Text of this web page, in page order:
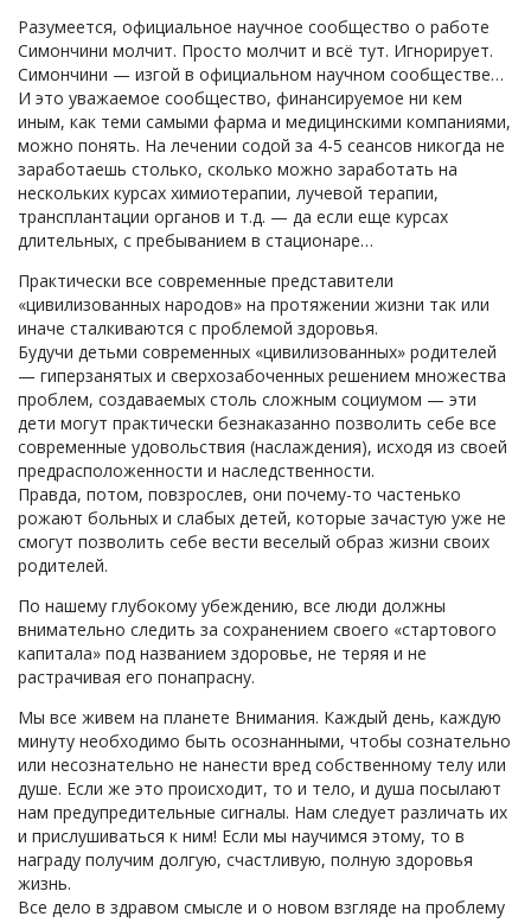
Разумеется, официальное научное сообщество о работе
Симончини молчит. Просто молчит и всё тут. Игнорирует.
Симончини — изгой в официальном научном сообществе…
И это уважаемое сообщество, финансируемое ни кем
иным, как теми самыми фарма и медицинскими компаниями,
можно понять. На лечении содой за 4-5 сеансов никогда не
заработаешь столько, сколько можно заработать на
нескольких курсах химиотерапии, лучевой терапии,
трансплантации органов и т.д. — да если еще курсах
длительных, с пребыванием в стационаре…
Практически все современные представители
«цивилизованных народов» на протяжении жизни так или
иначе сталкиваются с проблемой здоровья.
Будучи детьми современных «цивилизованных» родителей
— гиперзанятых и сверхозабоченных решением множества
проблем, создаваемых столь сложным социумом — эти
дети могут практически безнаказанно позволить себе все
современные удовольствия (наслаждения), исходя из своей
предрасположенности и наследственности.
Правда, потом, повзрослев, они почему-то частенько
рожают больных и слабых детей, которые зачастую уже не
смогут позволить себе вести веселый образ жизни своих
родителей.
По нашему глубокому убеждению, все люди должны
внимательно следить за сохранением своего «стартового
капитала» под названием здоровье, не теряя и не
растрачивая его понапрасну.
Мы все живем на планете Внимания. Каждый день, каждую
минуту необходимо быть осознанными, чтобы сознательно
или несознательно не нанести вред собственному телу или
душе. Если же это происходит, то и тело, и душа посылают
нам предупредительные сигналы. Нам следует различать их
и прислушиваться к ним! Если мы научимся этому, то в
награду получим долгую, счастливую, полную здоровья
жизнь.
Все дело в здравом смысле и о новом взгляде на проблему